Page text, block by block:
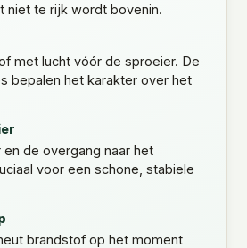
niet te rijk wordt bovenin.
met lucht vóór de sproeier. De
bepalen het karakter over het
de overgang naar het
voor een schone, stabiele
brandstof op het moment